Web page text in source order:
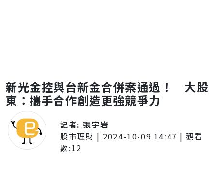
新光金控與台新金合併案通過！ 大股
東：攜手合作創造更強競爭力
記者: 張宇岩
股市理財 | 2024-10-09 14:47 | 觀看
數:12